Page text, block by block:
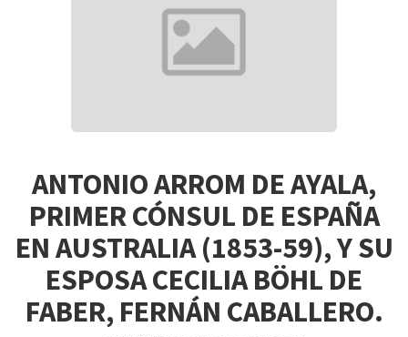
ANTONIO ARROM DE AYALA,
PRIMER CÓNSUL DE ESPAÑA
EN AUSTRALIA (1853-59), Y SU
ESPOSA CECILIA BÖHL DE
FABER, FERNÁN CABALLERO.